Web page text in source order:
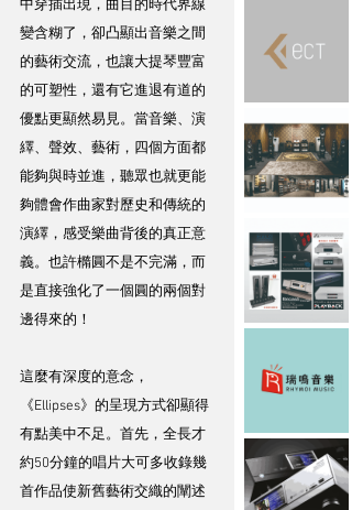
中穿插出現，曲目的時代界線
變含糊了，卻凸顯出音樂之間
的藝術交流，也讓大提琴豐富
的可塑性，還有它進退有道的
優點更顯然易見。當音樂、演
繹、聲效、藝術，四個方面都
能夠與時並進，聽眾也就更能
夠體會作曲家對歷史和傳統的
演繹，感受樂曲背後的真正意
義。也許橢圓不是不完滿，而
是直接強化了一個圓的兩個對
邊得來的！
這麼有深度的意念，
《Ellipses》的呈現方式卻顯得
有點美中不足。首先，全長才
約50分鐘的唱片大可多收錄幾
首作品使新舊藝術交織的闡述